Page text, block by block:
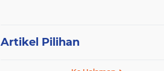
Artikel Pilihan